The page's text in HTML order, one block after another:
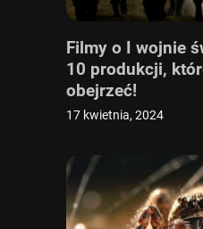
Filmy o I wojnie
10 produkcji,
obejrzeć!
17 kwietnia, 2024